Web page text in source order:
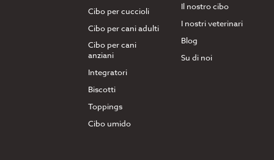
Cibo per cuccioli
Cibo per cani adulti
Cibo per cani
anziani
Integratori
Biscotti
Toppings
Cibo umido
Il nostro cibo
I nostri veterinari
Blog
Su di noi